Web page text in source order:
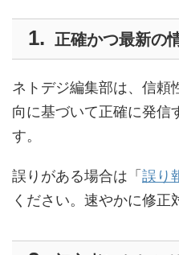
正確かつ最新の
ネトデジ編集部は、信頼
向に基づいて正確に発信
す。
誤りがある場合は「 誤り
ください。速やかに修正